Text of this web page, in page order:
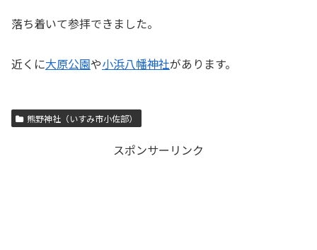
落ち着いて参拝できました。
近くに大原公園や小浜八幡神社があります。
熊野神社（いすみ市小佐部）
スポンサーリンク